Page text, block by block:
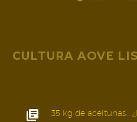
CULTURA AOVE LIS
35 kg de aceitunas…